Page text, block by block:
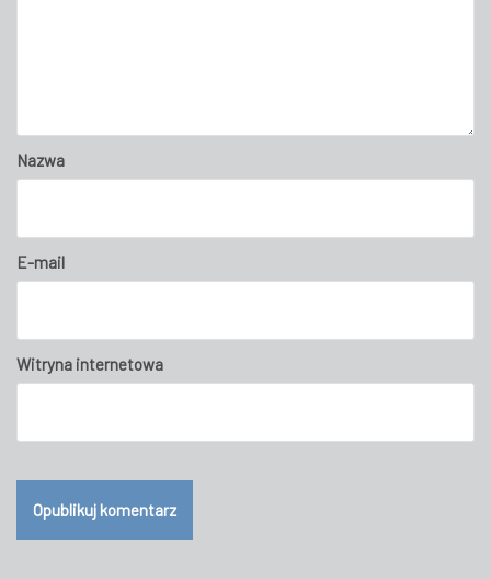
Nazwa
E-mail
Witryna internetowa